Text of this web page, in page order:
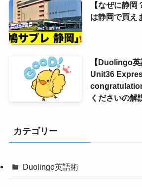
【なぜに静岡
は静岡で買え
【Duolingo
Unit36
くださいの解
カテゴリー
Duolingo英語術